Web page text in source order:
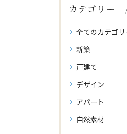
カテゴリー
全てのカテゴリ
新築
戸建て
デザイン
アパート
自然素材